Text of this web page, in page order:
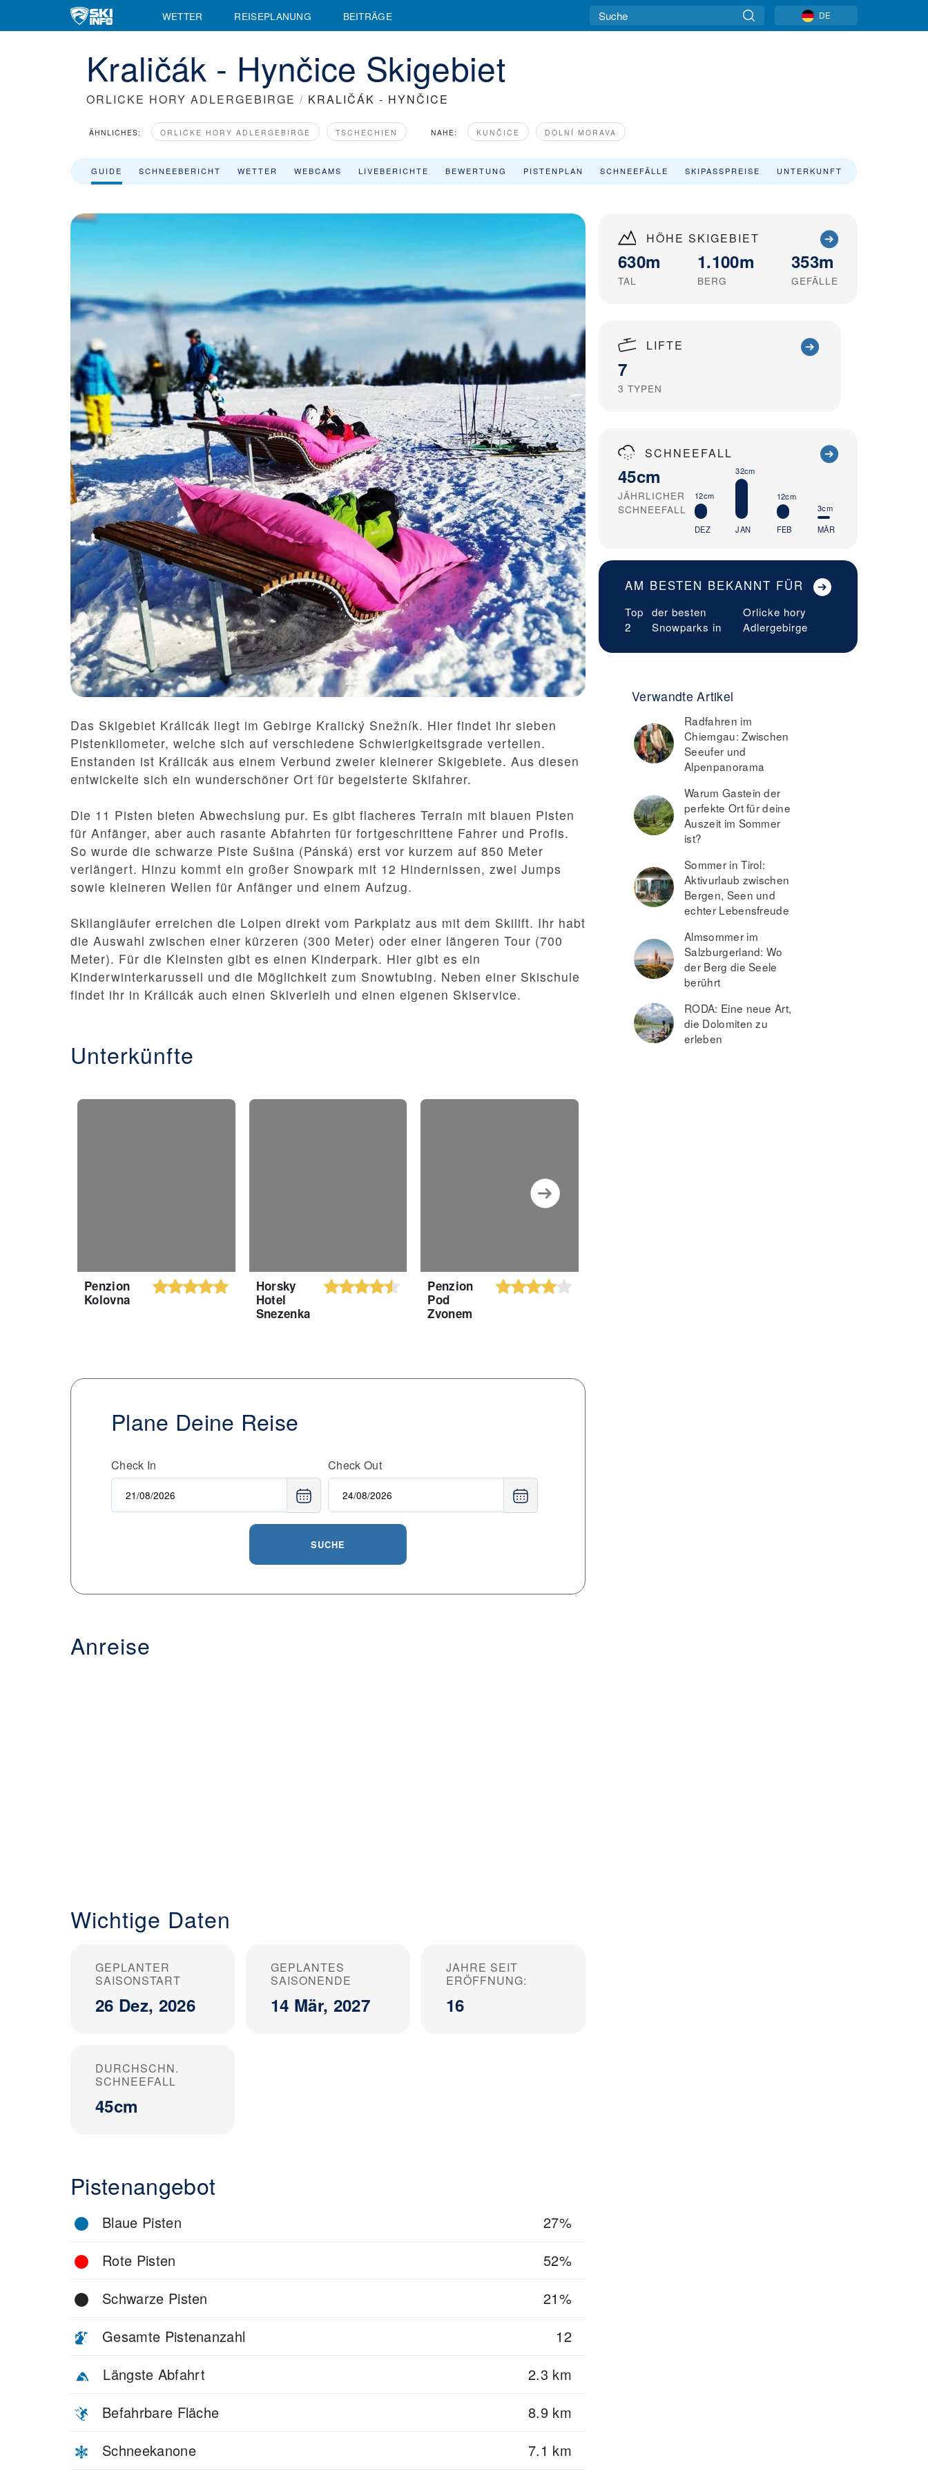
WETTER REISEPLANUNG BEITRÄGE DE
Kraličák - Hynčice Skigebiet
ORLICKE HORY ADLERGEBIRGE / KRALIČÁK - HYNČICE
ÄHNLICHES: ORLICKE HORY ADLERGEBIRGE TSCHECHIEN NAHE: KUNČICE DOLNÍ MORAVA
GUIDE SCHNEEBERICHT WETTER WEBCAMS LIVEBERICHTE BEWERTUNG PISTENPLAN SCHNEEFÄLLE SKIPASSPREISE UNTERKUNFT
HÖHE SKIGEBIET
630m
TAL
1.100m
BERG
353m
GEFÄLLE
LIFTE
7
3 TYPEN
SCHNEEFALL
45cm
JÄHRLICHER
SCHNEEFALL
12cm
DEZ
32cm
JAN
12cm
FEB
3cm
MÄR
AM BESTEN BEKANNT FÜR
Top
2
der besten
Snowparks in
Orlicke hory
Adlergebirge
Verwandte Artikel
Radfahren im
Chiemgau: Zwischen
Seeufer und
Alpenpanorama
Warum Gastein der
perfekte Ort für deine
Auszeit im Sommer
ist?
Sommer in Tirol:
Aktivurlaub zwischen
Bergen, Seen und
echter Lebensfreude
Almsommer im
Salzburgerland: Wo
der Berg die Seele
berührt
RODA: Eine neue Art,
die Dolomiten zu
erleben
Das Skigebiet Králicák liegt im Gebirge Kralický Snežník. Hier findet ihr sieben
Pistenkilometer, welche sich auf verschiedene Schwierigkeitsgrade verteilen.
Enstanden ist Králicák aus einem Verbund zweier kleinerer Skigebiete. Aus diesen
entwickelte sich ein wunderschöner Ort für begeisterte Skifahrer.
Die 11 Pisten bieten Abwechslung pur. Es gibt flacheres Terrain mit blauen Pisten
für Anfänger, aber auch rasante Abfahrten für fortgeschrittene Fahrer und Profis.
So wurde die schwarze Piste Sušina (Pánská) erst vor kurzem auf 850 Meter
verlängert. Hinzu kommt ein großer Snowpark mit 12 Hindernissen, zwei Jumps
sowie kleineren Wellen für Anfänger und einem Aufzug.
Skilangläufer erreichen die Loipen direkt vom Parkplatz aus mit dem Skilift. Ihr habt
die Auswahl zwischen einer kürzeren (300 Meter) oder einer längeren Tour (700
Meter). Für die Kleinsten gibt es einen Kinderpark. Hier gibt es ein
Kinderwinterkarussell und die Möglichkeit zum Snowtubing. Neben einer Skischule
findet ihr in Králicák auch einen Skiverleih und einen eigenen Skiservice.
Unterkünfte
Penzion
Kolovna
Horsky
Hotel
Snezenka
Penzion
Pod
Zvonem
Plane Deine Reise
Check In Check Out
SUCHE
Anreise
Wichtige Daten
GEPLANTER
SAISONSTART
26 Dez, 2026
GEPLANTES
SAISONENDE
14 Mär, 2027
JAHRE SEIT
ERÖFFNUNG:
16
DURCHSCHN.
SCHNEEFALL
45cm
Pistenangebot
Blaue Pisten
27%
Rote Pisten
52%
Schwarze Pisten
21%
Gesamte Pistenanzahl
12
Längste Abfahrt
2.3 km
Befahrbare Fläche
8.9 km
Schneekanone
7.1 km